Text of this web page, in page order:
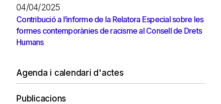
04/04/2025
Contribució a l’informe de la Relatora Especial sobre les
formes contemporànies de racisme al Consell de Drets
Humans
Agenda i calendari d'actes
Publicacions